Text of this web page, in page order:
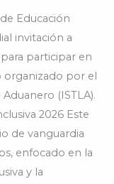
Educación
invitación a
participar en
por el
(ISTLA).
2026 Este
de vanguardia
enfocado en la
y la